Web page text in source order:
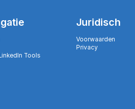
Tools
Juridisch
Voorwaarden
Privacy